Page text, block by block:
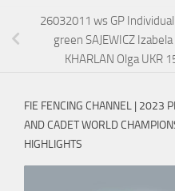
26032011 ws GP
green SAJEWICZ
KHARLAN Olga UKR
FIE FENCING CHANNEL | 2023
AND CADET WORLD
HIGHLIGHTS